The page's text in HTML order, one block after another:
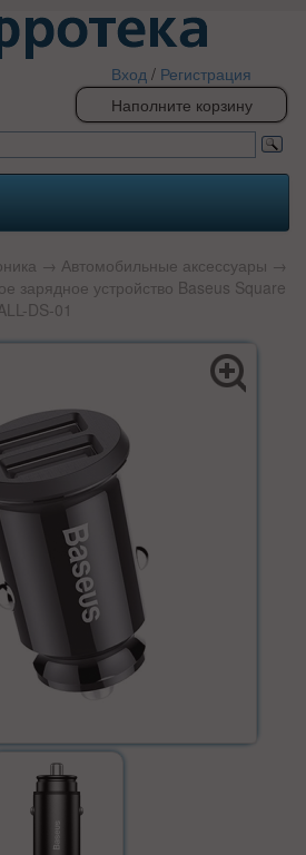
Вход / Регистрация
Наполните корзину
→ Автомобильные аксессуары →
зарядное устройство Baseus Square
DS-01